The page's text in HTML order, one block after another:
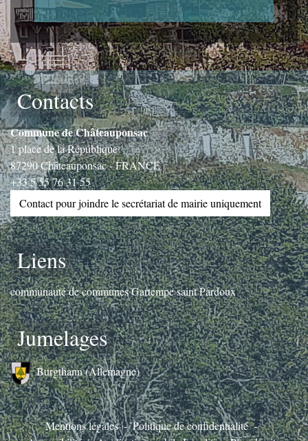
Contacts
Commune de Châteauponsac
1 place de la République
87290 Châteauponsac - FRANCE
+33 5 55 76 31 55
Contact pour joindre le secrétariat de mairie uniquement
Liens
communauté de communes Gartempe saint Pardoux
Jumelages
Burgthann (Allemagne)
Mentions légales - Politique de confidentialité -